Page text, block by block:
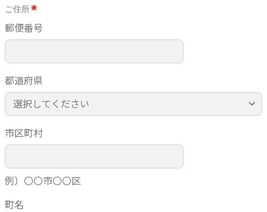
ご住所
郵便番号
都道府県
市区町村
例）〇〇市〇〇区
町名